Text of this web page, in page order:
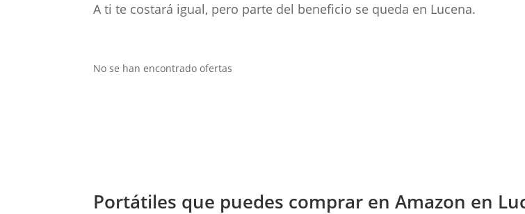
A ti te costará igual, pero parte del beneficio se queda en Lucena.
No se han encontrado ofertas
Portátiles que puedes comprar en Amazon en